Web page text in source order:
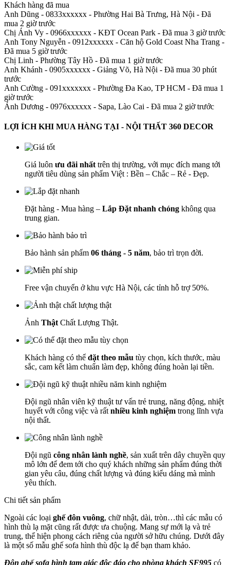
Khách hàng đã mua
Anh Dũng - 0833xxxxxx - Phường Hai Bà Trưng, Hà Nội - Đã
mua 2 giờ trước
Chị Ánh Vy - 0966xxxxxx - KĐT Ocean Park - Đã mua 3 giờ trước
Anh Tony Nguyễn - 0912xxxxxx - Căn hộ Gold Coast Nha Trang -
Đã mua 5 giờ trước
Chị Linh - Phường Tây Hồ - Đã mua 1 giờ trước
Anh Khánh - 0905xxxxxx - Giảng Võ, Hà Nội - Đã mua 30 phút
trước
Anh Cường - 091xxxxxxx - Phường Đa Kao, TP HCM - Đã mua 1
giờ trước
Ánh Dương - 0976xxxxxx - Sapa, Lào Cai - Đã mua 2 giờ trước
LỢI ÍCH KHI MUA HÀNG TẠI - NỘI THẤT 360 DECOR
Giá luôn ưu đãi nhất trên thị trường, với mục đích mang tới
người tiêu dùng sản phẩm Việt : Bền – Chắc – Rẻ - Đẹp.
Đặt hàng - Mua hàng – Lắp Đặt nhanh chóng không qua
trung gian.
Bảo hành sản phẩm 06 tháng - 5 năm, bảo trì trọn đời.
Free vận chuyển ở khu vực Hà Nội, các tỉnh hỗ trợ 50%.
Ảnh Thật Chất Lượng Thật.
Khách hàng có thể đặt theo mẫu tùy chọn, kích thước, màu
sắc, cam kết làm chuẩn làm đẹp, không đúng hoàn lại tiền.
Đội ngũ nhân viên kỹ thuật tư vấn trẻ trung, năng động, nhiệt
huyết với công việc và rất nhiều kinh nghiệm trong lĩnh vựa
nội thất.
Đội ngũ công nhân lành nghề, sản xuất trên dây chuyền quy
mô lớn để đem tới cho quý khách những sản phẩm đúng thời
gian yêu câu, đúng chất lượng và đúng kiểu dáng mà mình
yêu thích.
Chi tiết sản phẩm
Ngoài các loại ghế đôn vuông, chữ nhật, dài, tròn…thì các mẫu có
hình thù lạ mặt cũng rất được ưa chuộng. Mang sự mới lạ và trẻ
trung, thể hiện phong cách riêng của người sở hữu chúng. Dưới đây
là một số mẫu ghế sofa hình thù độc lạ để bạn tham khảo.
Đôn ghế sofa hình tam giác độc đáo cho phòng khách SF995 có